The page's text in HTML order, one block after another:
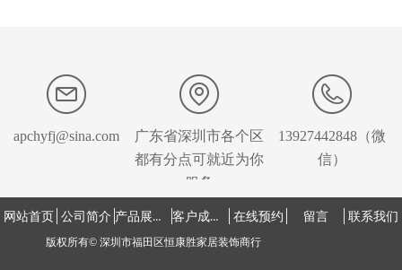
网站首页 公司简介 产品展示中心 客户成功案例 在线预约 留言 联系我们
版权所有© 深圳市福田区恒康胜家居装饰商行
apchyfj@sina.com
广东省深圳市各个区
都有分点可就近为你
服务
13927442848（微
信）